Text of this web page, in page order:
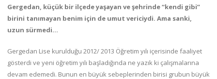
Gergedan, küçük bir ilçede yaşayan ve şehrinde “kendi gibi”
birini tanımayan benim için de umut vericiydi. Ama sanki,
uzun sürmedi…
Gergedan Lise kurulduğu 2012/ 2013 Öğretim yılı içerisinde faaliyet
gösterdi ve yeni öğretim yılı başladığında ne yazık ki çalışmalarına
devam edemedi. Bunun en büyük sebeplerinden birisi grubun büyük